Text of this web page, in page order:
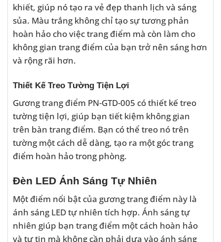
khiết, giúp nó tạo ra vẻ đẹp thanh lịch và sáng
sủa. Màu trắng không chỉ tạo sự tương phản
hoàn hảo cho việc trang điểm mà còn làm cho
không gian trang điểm của bạn trở nên sáng hơn
và rộng rãi hơn.
Thiết Kế Treo Tường Tiện Lợi
Gương trang điểm PN-GTD-005 có thiết kế treo
tường tiện lợi, giúp bạn tiết kiệm không gian
trên bàn trang điểm. Bạn có thể treo nó trên
tường một cách dễ dàng, tạo ra một góc trang
điểm hoàn hảo trong phòng.
Đèn LED Ánh Sáng Tự Nhiên
Một điểm nổi bật của gương trang điểm này là
ánh sáng LED tự nhiên tích hợp. Ánh sáng tự
nhiên giúp bạn trang điểm một cách hoàn hảo
và tự tin mà không cần phải dựa vào ánh sáng